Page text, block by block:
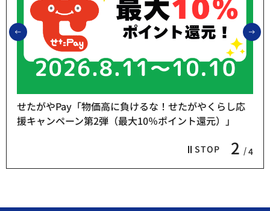
前のスライドを表示
STOP 2 4
せたがやPay「物価高に負けるな！せたがやくらし応
援キャンペーン第2弾（最大10％ポイント還元）」